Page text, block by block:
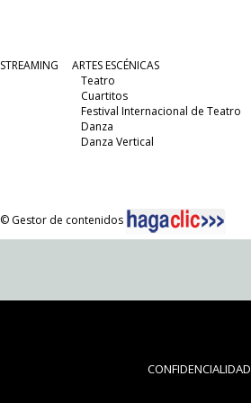
STREAMING
ARTES ESCÉNICAS
Teatro
Cuartitos
Festival Internacional de Teatro
Danza
Danza Vertical
© Gestor de contenidos
CONFIDENCIALIDAD